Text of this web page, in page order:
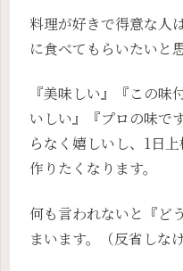
料理が好きで得意な人
に食べてもらいたいと
『美味しい』『この
いしい』『プロの味で
らなく嬉しいし、1日
作りたくなります。
何も言われないと『ど
まいます。（反省しな